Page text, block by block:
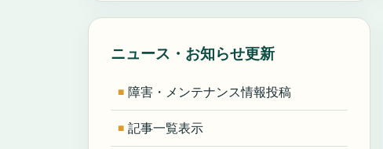
ニュース・お知らせ更新
障害・メンテナンス情報投稿
記事一覧表示